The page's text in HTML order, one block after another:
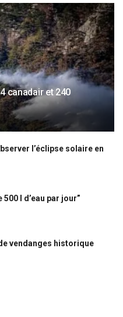
canadair et 240
l’éclipse solaire en
l d’eau par jour”
vendanges historique